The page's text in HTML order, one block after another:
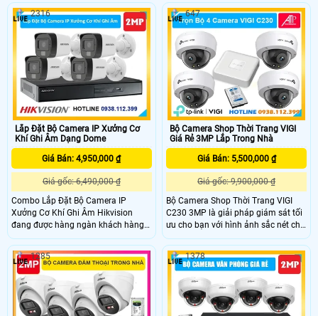
sáng kép thông minh, mang lại hình
ảnh sắc nét cả ngày lẫn đêm.
Camera hỗ trợ 4 chế độ kết nối
CVI/TVI/AHD/Analog, trang bị ống
kính cố định 2. 8mm, góc quan sát
rộng 100 độ bao quát tốt các không
gian giám sát
bị thu âm trong phạm vi 3m, giúp
ghi lại âm thanh tại phòng khám
một cách chính xác và chi tiết
Lắp Đặt Bộ Camera IP Xưởng Cơ
Khí Ghi Âm Dạng Dome
Giá Bán: 4,950,000 ₫
Giá gốc: 6,490,000 ₫
Combo Lắp Đặt Bộ Camera IP
Xưởng Cơ Khí Ghi Âm Hikvision
đang được hàng ngàn khách hàng
đánh giá cao với chất lượng tốt và
mẫu mã đẹp. Combo này không chỉ
mang lại hình ảnh sắc nét mà còn
có giá thành rất hợp lý. Với sự tin
cậy và độ bền cao, bộ camera IP
này đảm bảo tăng cường an ninh
cho xưởng cơ khí
2316
Bộ Camera Shop Thời Trang VIGI
Giá Rẻ 3MP Lắp Trong Nhà
Giá Bán: 5,500,000 ₫
Giá gốc: 9,900,000 ₫
Bộ Camera Shop Thời Trang VIGI
C230 3MP là giải pháp giám sát tối
ưu cho bạn với hình ảnh sắc nét cho
hình ảnh có màu 24/7. Trang bị tính
năng phân loại Người & Phương tiện
giúp lọc báo động chính xác, trong
khi Phát hiện thông minh hỗ trợ
cảnh báo khi có xâm nhập, che
khuất hay bỏ rơi đồ vật.
647
1285 1378